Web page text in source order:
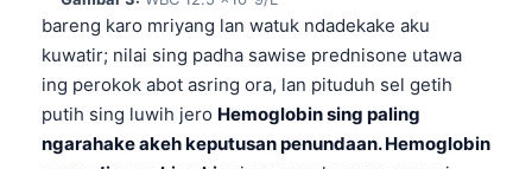
bareng karo mriyang lan watuk ndadekake aku
kuwatir; nilai sing padha sawise prednisone utawa
ing perokok abot asring ora, lan pituduh sel getih
putih sing luwih jero Hemoglobin sing paling
ngarahake akeh keputusan penundaan. Hemoglobin